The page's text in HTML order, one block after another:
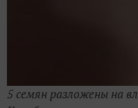
5 семян разложены на